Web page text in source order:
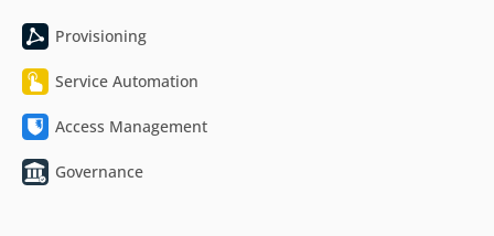
Provisioning
Service Automation
Access Management
Governance